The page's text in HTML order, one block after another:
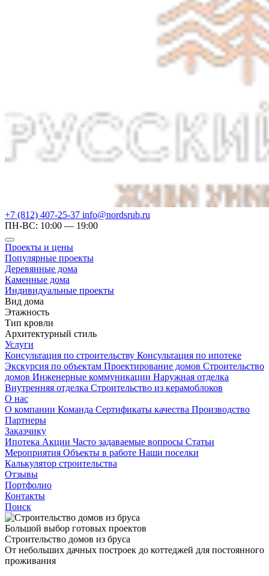
+7 (812) 407-25-37 info@nordsrub.ru
ПН-ВС: 10:00 — 19:00
Проекты и цены
Популярные проекты
Деревянные дома
Каменные дома
Индивидуальные проекты
Вид дома
Этажность
Тип кровли
Архитектурный стиль
Услуги
Консультация по строительству Консультация по ипотеке
Экскурсия по объектам Проектирование домов Строительство
домов Инженерные коммуникации Наружная отделка
Внутренняя отделка Строительство из керамоблоков
О нас
О компании Команда Сертификаты качества Производство
Партнеры
Заказчику
Ипотека Акции Часто задаваемые вопросы Статьи
Мероприятия Объекты в работе Наши поселки
Калькулятор строительства
Отзывы
Портфолио
Контакты
Поиск
Большой выбор готовых проектов
Строительство домов из бруса
От небольших дачных построек до коттеджей для постоянного
проживания